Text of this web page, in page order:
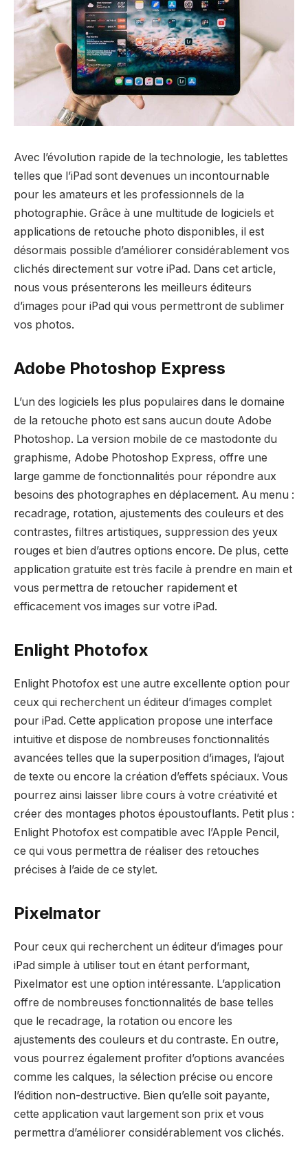
Avec l’évolution rapide de la technologie, les tablettes
telles que l’iPad sont devenues un incontournable
pour les amateurs et les professionnels de la
photographie. Grâce à une multitude de logiciels et
applications de retouche photo disponibles, il est
désormais possible d’améliorer considérablement vos
clichés directement sur votre iPad. Dans cet article,
nous vous présenterons les meilleurs éditeurs
d’images pour iPad qui vous permettront de sublimer
vos photos.
Adobe Photoshop Express
L’un des logiciels les plus populaires dans le domaine
de la retouche photo est sans aucun doute Adobe
Photoshop. La version mobile de ce mastodonte du
graphisme, Adobe Photoshop Express, offre une
large gamme de fonctionnalités pour répondre aux
besoins des photographes en déplacement. Au menu :
recadrage, rotation, ajustements des couleurs et des
contrastes, filtres artistiques, suppression des yeux
rouges et bien d’autres options encore. De plus, cette
application gratuite est très facile à prendre en main et
vous permettra de retoucher rapidement et
efficacement vos images sur votre iPad.
Enlight Photofox
Enlight Photofox est une autre excellente option pour
ceux qui recherchent un éditeur d’images complet
pour iPad. Cette application propose une interface
intuitive et dispose de nombreuses fonctionnalités
avancées telles que la superposition d’images, l’ajout
de texte ou encore la création d’effets spéciaux. Vous
pourrez ainsi laisser libre cours à votre créativité et
créer des montages photos époustouflants. Petit plus :
Enlight Photofox est compatible avec l’Apple Pencil,
ce qui vous permettra de réaliser des retouches
précises à l’aide de ce stylet.
Pixelmator
Pour ceux qui recherchent un éditeur d’images pour
iPad simple à utiliser tout en étant performant,
Pixelmator est une option intéressante. L’application
offre de nombreuses fonctionnalités de base telles
que le recadrage, la rotation ou encore les
ajustements des couleurs et du contraste. En outre,
vous pourrez également profiter d’options avancées
comme les calques, la sélection précise ou encore
l’édition non-destructive. Bien qu’elle soit payante,
cette application vaut largement son prix et vous
permettra d’améliorer considérablement vos clichés.